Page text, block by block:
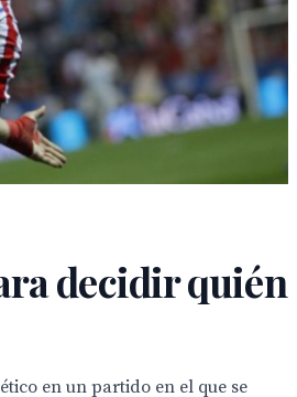
decidir quién
en un partido en el que se